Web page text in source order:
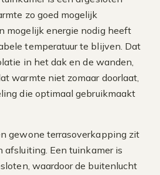
zo goed mogelijk
mogelijk energie nodig heeft
temperatuur te blijven. Dat
in het dak en de wanden,
warmte niet zomaar doorlaat,
die optimaal gebruikmaakt
gewone terrasoverkapping zit
afsluiting. Een tuinkamer is
waardoor de buitenlucht